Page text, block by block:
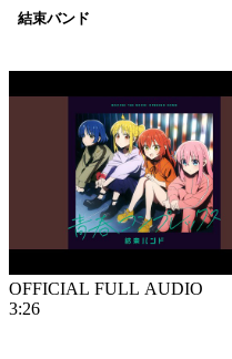
結束バンド
OFFICIAL FULL AUDIO
3:26